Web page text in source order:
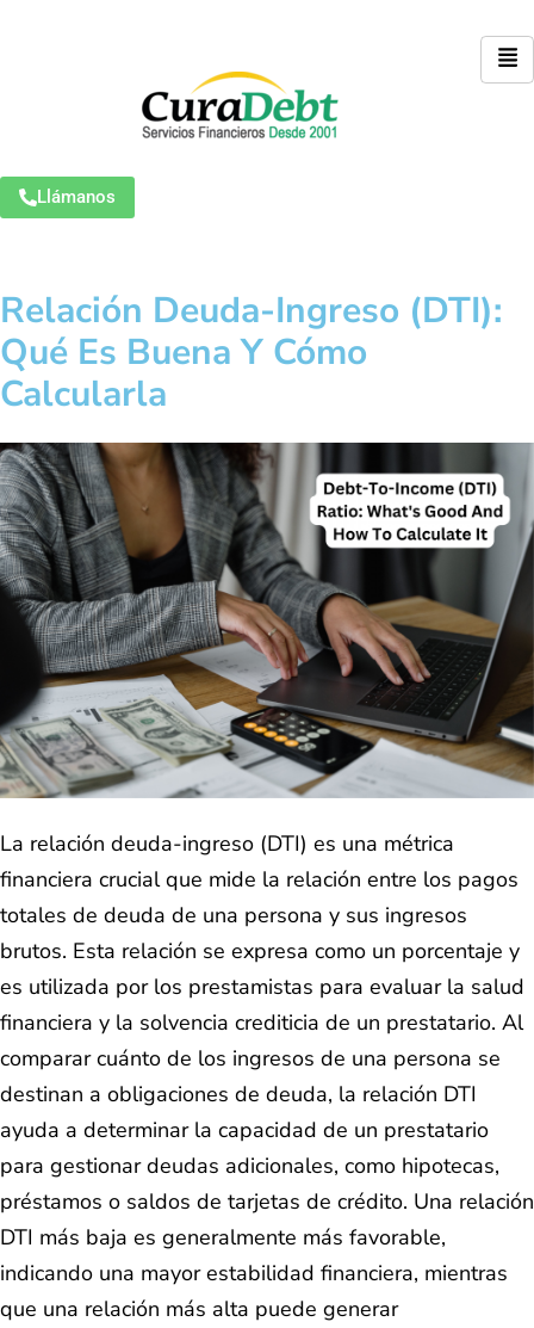
Llámanos
Relación Deuda-Ingreso (DTI):
Qué Es Buena Y Cómo
Calcularla
La relación deuda-ingreso (DTI) es una métrica
financiera crucial que mide la relación entre los pagos
totales de deuda de una persona y sus ingresos
brutos. Esta relación se expresa como un porcentaje y
es utilizada por los prestamistas para evaluar la salud
financiera y la solvencia crediticia de un prestatario. Al
comparar cuánto de los ingresos de una persona se
destinan a obligaciones de deuda, la relación DTI
ayuda a determinar la capacidad de un prestatario
para gestionar deudas adicionales, como hipotecas,
préstamos o saldos de tarjetas de crédito. Una relación
DTI más baja es generalmente más favorable,
indicando una mayor estabilidad financiera, mientras
que una relación más alta puede generar